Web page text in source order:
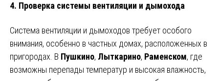
4. Проверка системы вентиляции и дымохода
Система вентиляции и дымоходов требует особого
внимания, особенно в частных домах, расположенных в
пригородах. В Пушкино, Лыткарино, Раменском, где
возможны перепады температур и высокая влажность,